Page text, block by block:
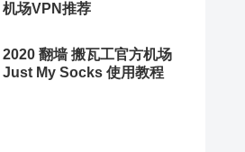
机场VPN推荐
2020 翻墙 搬瓦工官方机场
Just My Socks 使用教程